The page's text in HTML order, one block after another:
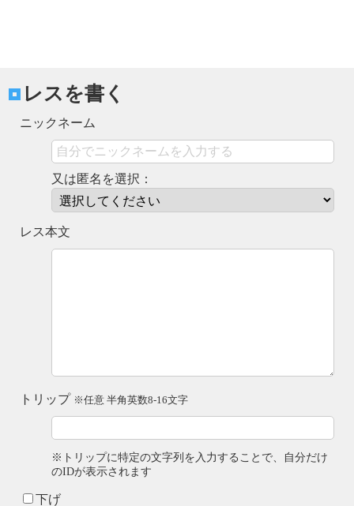
レスを書く
ニックネーム
又は匿名を選択：
レス本文
トリップ ※任意 半角英数8-16文字
※トリップに特定の文字列を入力することで、自分だけ
のIDが表示されます
下げ